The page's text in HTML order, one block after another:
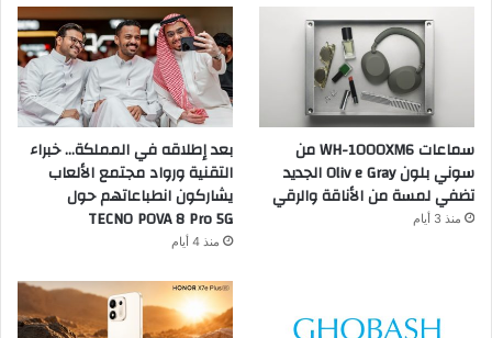
سماعات WH-1000XM6 من
سوني بلون Oliv e Gray الجديد
تضفي لمسة من الأناقة والرقي
منذ 3 أيام
بعد إطلاقه في المملكة… خبراء
التقنية ورواد مجتمع الألعاب
يشاركون انطباعاتهم حول
TECNO POVA 8 Pro 5G
منذ 4 أيام